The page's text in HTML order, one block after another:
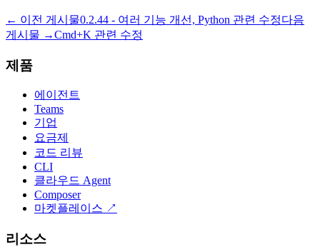
← 이전 게시물0.2.44 - 여러 기능 개선, Python 관련 수정다음
게시물 →Cmd+K 관련 수정
제품
에이전트
Teams
기업
요금제
코드 리뷰
CLI
클라우드 Agent
Composer
마켓플레이스 ↗
리소스